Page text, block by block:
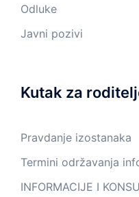
Odluke
Javni pozivi
Kutak za
Pravdanje izostanaka
Termini održavanja
INFORMACIJE I